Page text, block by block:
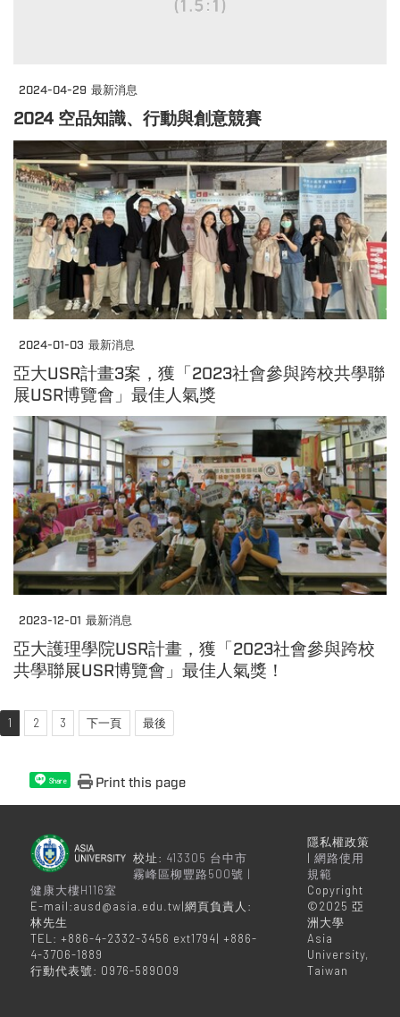
2024-04-29 最新消息
2024 空品知識、行動與創意競賽
2024-01-03 最新消息
亞大USR計畫3案，獲「2023社會參與跨校共學聯
展USR博覽會」最佳人氣獎
2023-12-01 最新消息
亞大護理學院USR計畫，獲「2023社會參與跨校
共學聯展USR博覽會」最佳人氣獎！
1 2 3 下一頁 最後
Share Print this page
校址: 413305 台中市
霧峰區柳豐路500號 |
健康大樓H116室
E-mail:ausd@asia.edu.tw|網頁負責人:
林先生
TEL: +886-4-2332-3456 ext1794| +886-
4-3706-1889
行動代表號: 0976-589009
隱私權政策
| 網路使用
規範
Copyright
©2025 亞
洲大學
Asia
University,
Taiwan